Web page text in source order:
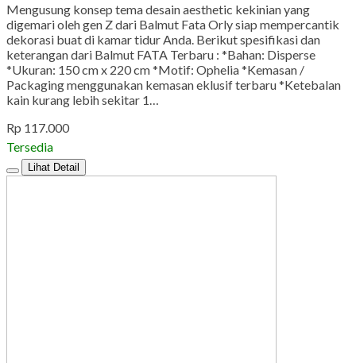
Mengusung konsep tema desain aesthetic kekinian yang
digemari oleh gen Z dari Balmut Fata Orly siap mempercantik
dekorasi buat di kamar tidur Anda. Berikut spesifikasi dan
keterangan dari Balmut FATA Terbaru : *Bahan: Disperse
*Ukuran: 150 cm x 220 cm *Motif: Ophelia *Kemasan /
Packaging menggunakan kemasan eklusif terbaru *Ketebalan
kain kurang lebih sekitar 1…
Rp 117.000
Tersedia
Lihat Detail